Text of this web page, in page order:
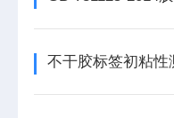
不干胶标签初粘性